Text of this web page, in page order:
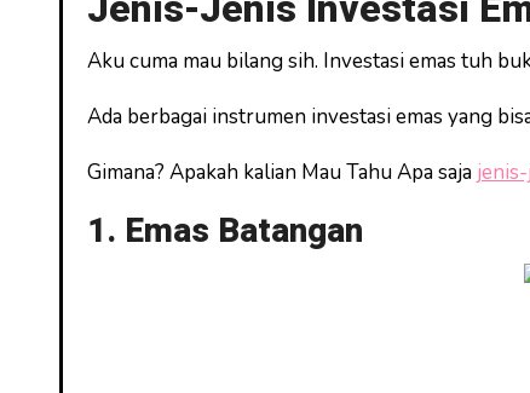
Aku cuma mau bilang sih. Investasi emas tuh
Ada berbagai instrumen investasi emas yang
Gimana? Apakah kalian Mau Tahu Apa saja
1. Emas Batangan